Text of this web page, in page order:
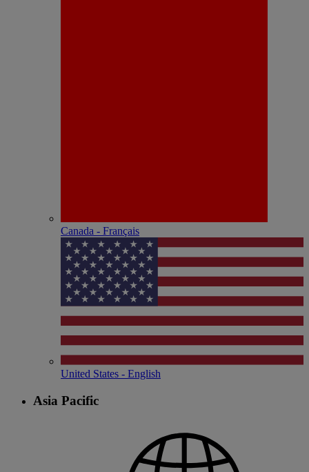
Canada - Français
United States - English
Asia Pacific